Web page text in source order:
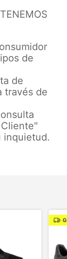
de
de
través de
inquietud.